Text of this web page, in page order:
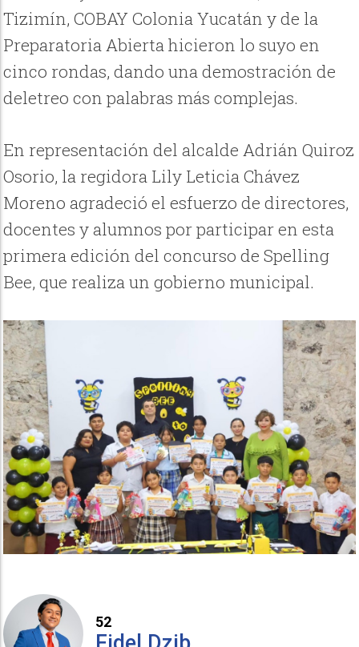
Tizimín, COBAY Colonia Yucatán y de la
Preparatoria Abierta hicieron lo suyo en
cinco rondas, dando una demostración de
deletreo con palabras más complejas.
En representación del alcalde Adrián Quiroz
Osorio, la regidora Lily Leticia Chávez
Moreno agradeció el esfuerzo de directores,
docentes y alumnos por participar en esta
primera edición del concurso de Spelling
Bee, que realiza un gobierno municipal.
52